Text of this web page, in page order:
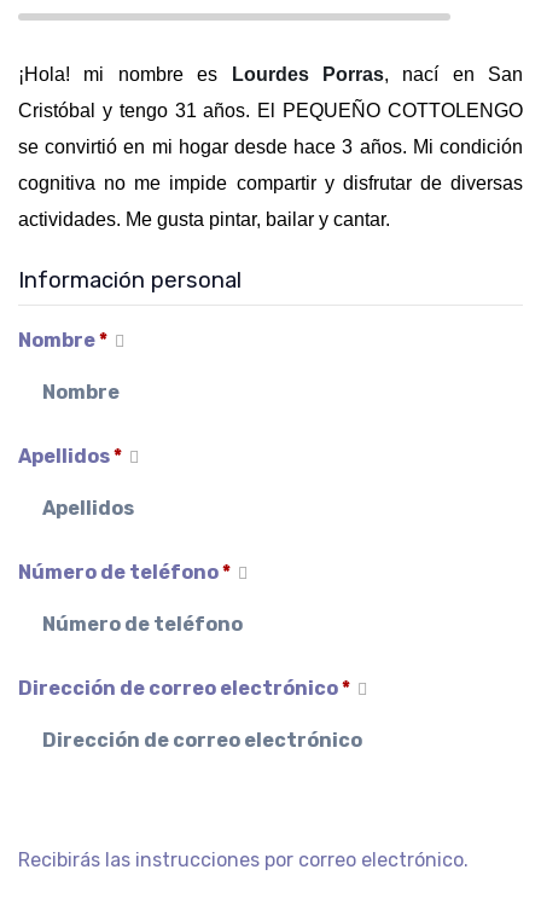
¡Hola! mi nombre es Lourdes Porras, nací en San
Cristóbal y tengo 31 años. El PEQUEÑO COTTOLENGO
se convirtió en mi hogar desde hace 3 años. Mi condición
cognitiva no me impide compartir y disfrutar de diversas
actividades. Me gusta pintar, bailar y cantar.
Información personal
Nombre*
Apellidos*
Número de teléfono*
Dirección de correo electrónico*
Recibirás las instrucciones por correo electrónico.